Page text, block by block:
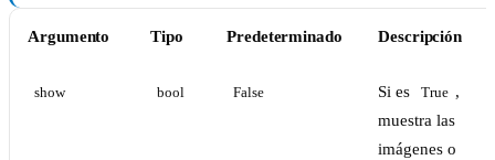
Argumento Tipo Predeterminado Descripción
show bool False Si es True ,
muestra las
imágenes o